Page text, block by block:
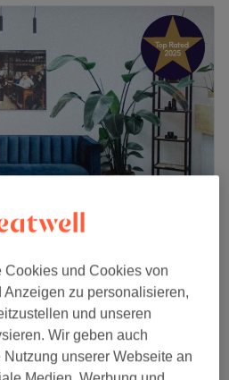
Auf Karte anzeigen
und Cookies von
Anzeigen zu personalisieren,
und unseren
Wir geben auch
Nutzung unserer Webseite an